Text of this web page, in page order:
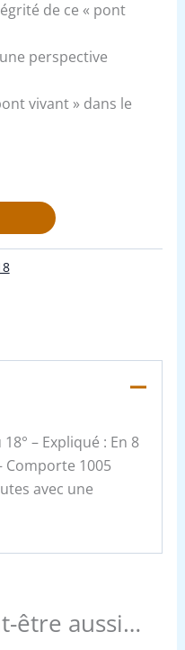
de ce « pont
perspective
vivant » dans le
– Expliqué : En 8
Comporte 1005
avec une
être aussi…